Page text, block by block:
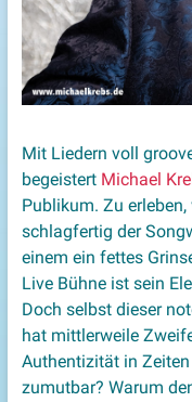
Mit Liedern voll
begeistert Michael
Publikum. Zu
schlagfertig der
einem ein fettes
Live Bühne ist sein
Doch selbst dieser
hat mittlerweile
Authentizität in
zumutbar? Warum